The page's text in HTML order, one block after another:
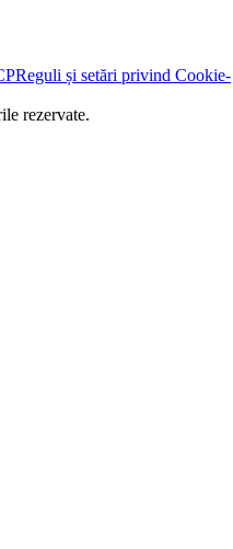
Reguli și setări privind Cookie-
rezervate.